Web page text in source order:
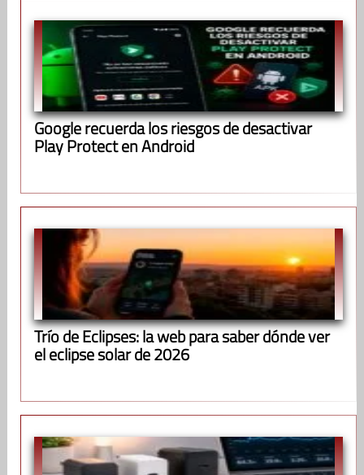
Google recuerda los riesgos de desactivar
Play Protect en Android
Trío de Eclipses: la web para saber dónde ver
el eclipse solar de 2026